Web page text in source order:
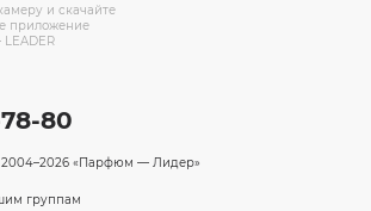
и скачайте
приложение
80
«Парфюм — Лидер»
группам